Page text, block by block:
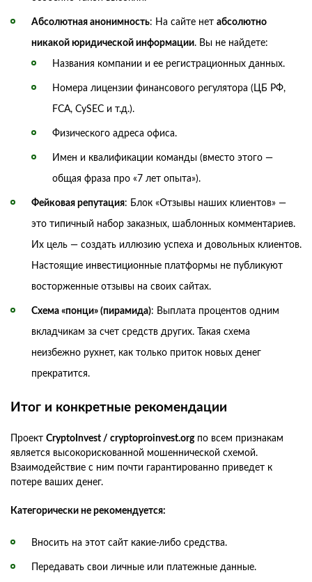
Абсолютная анонимность: На сайте нет абсолютно
никакой юридической информации. Вы не найдете:
Названия компании и ее регистрационных данных.
Номера лицензии финансового регулятора (ЦБ РФ,
FCA, CySEC и т.д.).
Физического адреса офиса.
Имен и квалификации команды (вместо этого —
общая фраза про «7 лет опыта»).
Фейковая репутация: Блок «Отзывы наших клиентов» —
это типичный набор заказных, шаблонных комментариев.
Их цель — создать иллюзию успеха и довольных клиентов.
Настоящие инвестиционные платформы не публикуют
восторженные отзывы на своих сайтах.
Схема «понци» (пирамида): Выплата процентов одним
вкладчикам за счет средств других. Такая схема
неизбежно рухнет, как только приток новых денег
прекратится.
Итог и конкретные рекомендации
Проект CryptoInvest / cryptoproinvest.orgпо всем признакам
является высокорискованной мошеннической схемой.
Взаимодействие с ним почти гарантированно приведет к
потере ваших денег.
Категорически не рекомендуется:
Вносить на этот сайт какие-либо средства.
Передавать свои личные или платежные данные.